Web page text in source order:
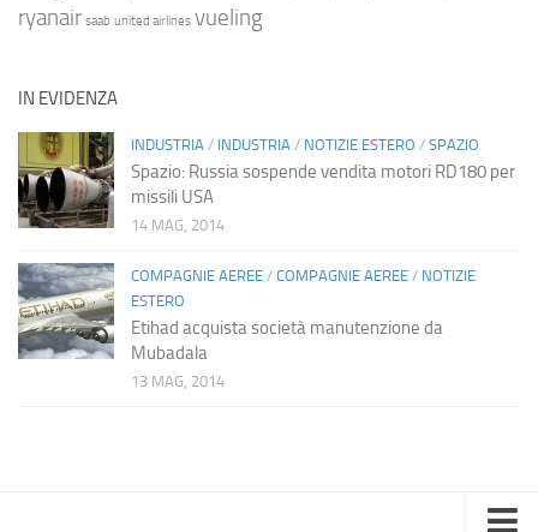
ryanair saab united airlines vueling
IN EVIDENZA
INDUSTRIA / INDUSTRIA / NOTIZIE ESTERO / SPAZIO
Spazio: Russia sospende vendita motori RD180 per
missili USA
14 MAG, 2014
COMPAGNIE AEREE / COMPAGNIE AEREE / NOTIZIE
ESTERO
Etihad acquista società manutenzione da
Mubadala
13 MAG, 2014